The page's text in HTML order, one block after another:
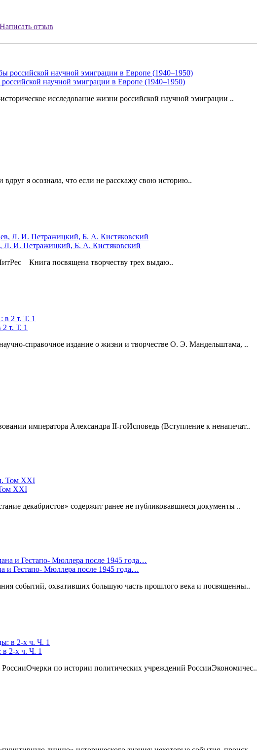
Написать отзыв
научной эмиграции в Европе (1940–1950)
исследование жизни российской научной эмиграции ..
я осознала, что если не расскажу свою историю..
Л. И. Петражицкий, Б. А. Кистяковский
Книга посвящена творчеству трех выдаю..
т. Т. 1
справочное издание о жизни и творчестве О. Э. Мандельштама, ..
императора Александра II-гоИсповедь (Вступление к ненапечат..
XXI
декабристов» содержит ранее не публиковавшиеся документы ..
и Гестапо- Мюллера после 1945 года…
событий, охвативших большую часть прошлого века и посвященны..
2-х ч. Ч. 1
РоссииОчерки по истории политических учреждений РоссииЭкономичес..